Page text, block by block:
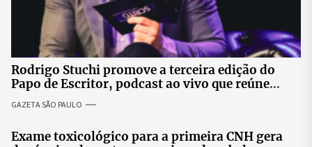
Rodrigo Stuchi promove a terceira edição do
Papo de Escritor, podcast ao vivo que reúne
especialistas para discutir saúde mental e
prosperidade.
GAZETA SÃO PAULO
Exame toxicológico para a primeira CNH gera